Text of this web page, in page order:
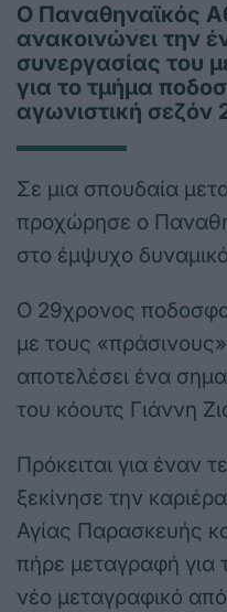
Ο Παναθηναϊκός
ανακοινώνει την
συνεργασίας του
για το τμήμα
αγωνιστική σεζόν
Σε μια σπουδαία
προχώρησε ο
στο έμψυχο
Ο 29χρονος
με τους
αποτελέσει ένα
του κόουτς Γιάννη
Πρόκειται για έναν
ξεκίνησε την
Αγίας Παρασκευής
πήρε μεταγραφή για
νέο μεταγραφικό